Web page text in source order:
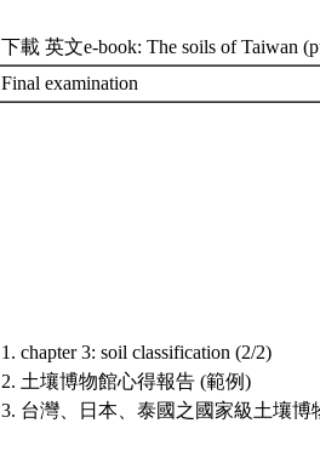
下載 英文e-book: The soils of Taiwan
Final examination
1. chapter 3: soil classification (2/2)
2. 土壤博物館心得報告 (範例)
3. 台灣、日本、泰國之國家級土壤博